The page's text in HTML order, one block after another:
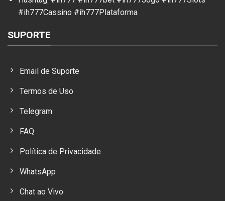
#ih777Cassino #ih777Plataforma
SUPORTE
Email de Suporte
Termos de Uso
Telegram
FAQ
Política de Privacidade
WhatsApp
Chat ao Vivo